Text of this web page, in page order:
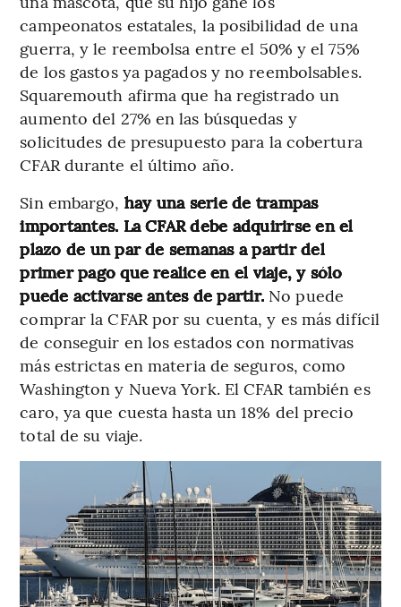
campeonatos estatales, la posibilidad de una
guerra, y le reembolsa entre el 50% y el 75%
de los gastos ya pagados y no reembolsables.
Squaremouth afirma que ha registrado un
aumento del 27% en las búsquedas y
solicitudes de presupuesto para la cobertura
CFAR durante el último año.
Sin embargo, hay una serie de trampas
importantes. La CFAR debe adquirirse en el
plazo de un par de semanas a partir del
primer pago que realice en el viaje, y sólo
puede activarse antes de partir. No puede
comprar la CFAR por su cuenta, y es más difícil
de conseguir en los estados con normativas
más estrictas en materia de seguros, como
Washington y Nueva York. El CFAR también es
caro, ya que cuesta hasta un 18% del precio
total de su viaje.